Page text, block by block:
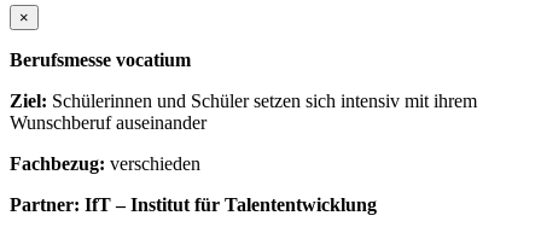
×
Berufsmesse vocatium
Ziel: Schülerinnen und Schüler setzen sich intensiv mit ihrem
Wunschberuf auseinander
Fachbezug: verschieden
Partner: IfT – Institut für Talententwicklung